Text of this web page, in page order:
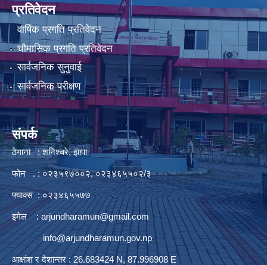
प्रतिवेदन
वार्षिक प्रगति प्रतिवेदन
चौमासिक प्रगति प्रतिवेदन
सार्वजनिक सुनुवाई
सार्वजनिक परीक्षण
संपर्क
ठेगाना : शनिश्चरे, झापा
फोन . : ०२३५९७००२, ०२३४६५५०२/३
फ्याक्स : ०२३४६५५७७
इमेल :arjundharamun@gmail.com
info@arjundharamun.gov.np
आक्षांश र देशान्तर : 26.683424 N, 87.996908 E